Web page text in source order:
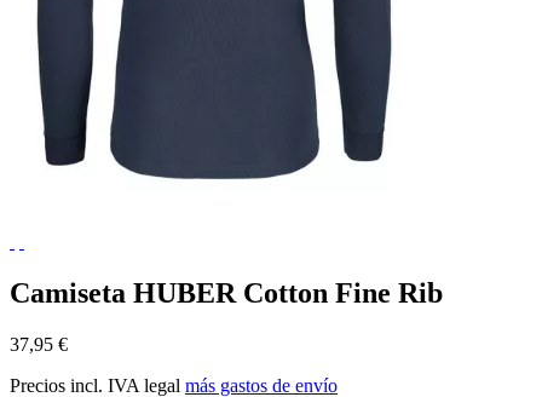
Camiseta HUBER Cotton Fine Rib
37,95 €
Precios incl. IVA legal más gastos de envío